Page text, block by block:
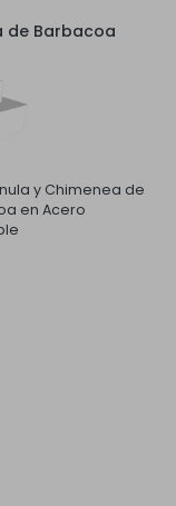
de Barbacoa
y Chimenea de
en Acero